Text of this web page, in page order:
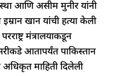
आणि असीम मुनीर यांनी
खान यांची हत्या केली
मंत्रालयाकडून
आतापर्यंत पाकिस्तान
माहिती दिलेली